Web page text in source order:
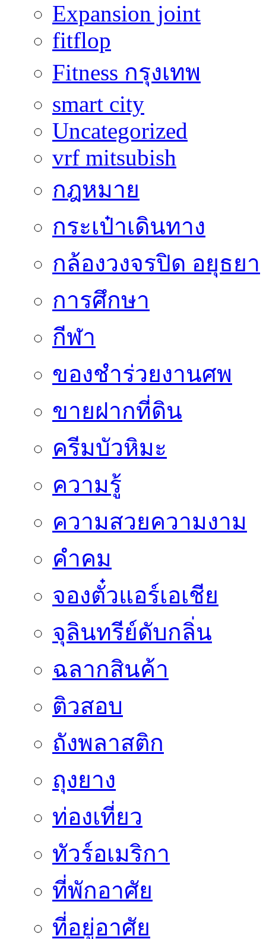
Expansion joint
fitflop
Fitness กรุงเทพ
smart city
Uncategorized
vrf mitsubish
กฎหมาย
กระเป๋าเดินทาง
กล้องวงจรปิด อยุธยา
การศึกษา
กีฬา
ของชำร่วยงานศพ
ขายฝากที่ดิน
ครีมบัวหิมะ
ความรู้
ความสวยความงาม
คำคม
จองตั๋วแอร์เอเชีย
จุลินทรีย์ดับกลิ่น
ฉลากสินค้า
ติวสอบ
ถังพลาสติก
ถุงยาง
ท่องเที่ยว
ทัวร์อเมริกา
ที่พักอาศัย
ที่อยู่อาศัย